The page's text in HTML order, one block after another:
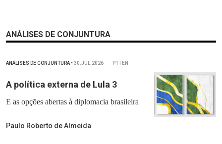
ANÁLISES DE CONJUNTURA
ANÁLISES DE CONJUNTURA •30.JUL.2026 PT | EN
A política externa de Lula 3
E as opções abertas à diplomacia brasileira
Paulo Roberto de Almeida